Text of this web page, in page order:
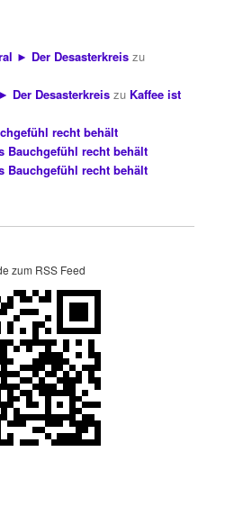
► Der Desasterkreis zu
Der Desasterkreis zu Kaffee ist
recht behält
Bauchgefühl recht behält
Bauchgefühl recht behält
zum RSS Feed